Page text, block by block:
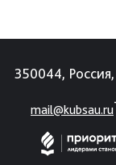
350044,
mail@kubsau.ru